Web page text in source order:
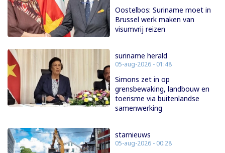
Oostelbos: Suriname moet in
Brussel werk maken van
visumvrij reizen
suriname herald
05-aug-2026 - 01:48
Simons zet in op
grensbewaking, landbouw en
toerisme via buitenlandse
samenwerking
starnieuws
05-aug-2026 - 00:28